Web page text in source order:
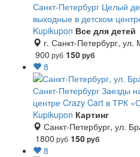
Санкт-Петербург Целый
выходные в детском
Kupikupon Все для детей
г. Санкт-Петербург,
900 руб 150руб
8
Санкт-Петербург Заезды
центре Crazy Cart в ТРК
Kupikupon Картинг
Санкт-Петербург, ул.
1800 руб 150руб
8